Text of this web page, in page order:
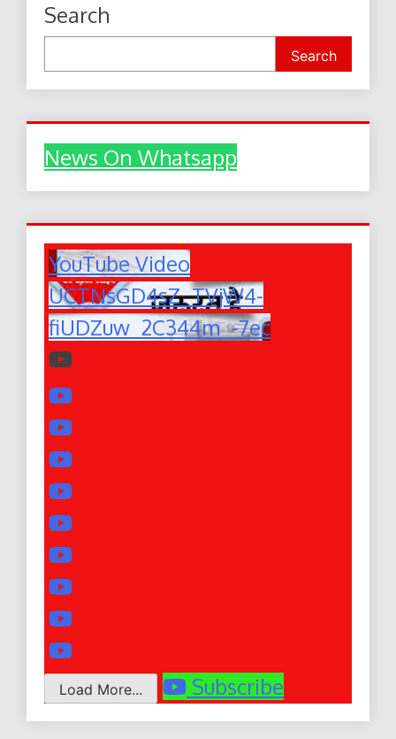
Search
Search
News On Whatsapp
YouTube Video
UCTNsGD4sZ_TVjW4-
fiUDZuw_2C344m_-7ec
Load More... Subscribe